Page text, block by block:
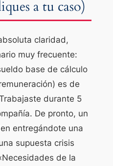
a tu caso)
claridad,
muy frecuente:
base de cálculo
es de
durante 5
De pronto, un
entregándote una
supuesta crisis
de la